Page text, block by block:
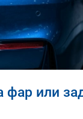
фар или